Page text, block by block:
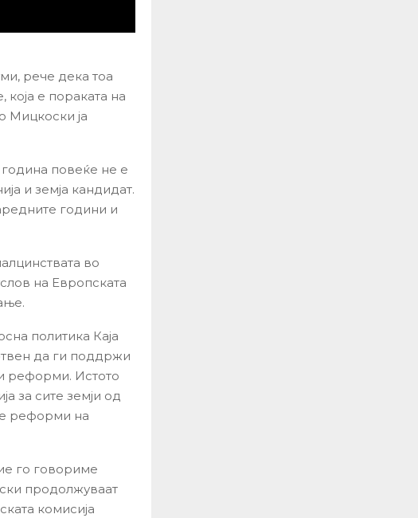
рече дека тоа
е пораката на
Мицкоски ја
година повеќе не е
и земја кандидат.
години и
во
на Европската
политика Каја
да ги поддржи
реформи. Истото
за сите земји од
реформи на
го говориме
продолжуваат
комисија